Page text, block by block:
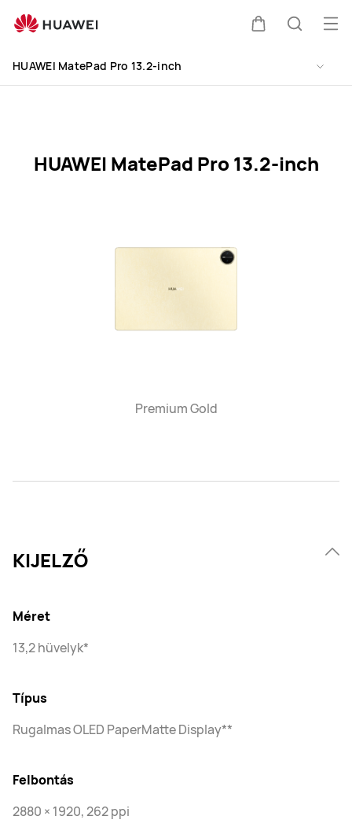
MatePad
13.2&#039;&#039;
Specification
HUAWEI MatePad Pro 13.2-inch
HUAWEI MatePad Pro 13.2-inch
Premium Gold
KIJELZŐ
Méret
13,2 hüvelyk*
Típus
Rugalmas OLED PaperMatte Display**
Felbontás
2880 × 1920, 262 ppi